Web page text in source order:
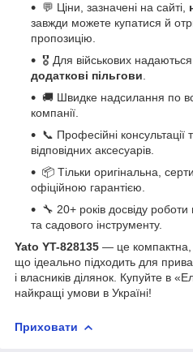
💬 Ціни, зазначені на сайті,
завжди можете купатися й
пропозицію.
🎖 Для військових надаються
додаткові пільгови
🚚 Швидке надсилання по
компанії.
📞 Професійні консультації
відповідних аксесуарів.
📦 Тільки оригінальна,
офіційною гарантією.
🔧 20+ років досвіду
та садового інструменту.
Yato YT-828135 — це компактна,
що ідеально підходить для
і власників ділянок. Купуйте в
найкращі умови в Україні!
Приховати